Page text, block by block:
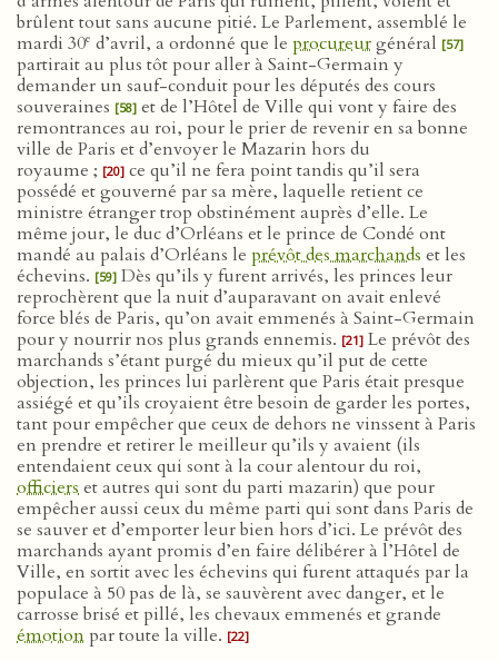
brûlent tout sans aucune pitié. Le Parlement, assemblé le
mardi 30e d’avril, a ordonné que le procureurgénéral [57]
partirait au plus tôt pour aller à Saint-Germain y
demander un sauf-conduit pour les députés des cours
souveraines [58] et de l’Hôtel de Ville qui vont y faire des
remontrances au roi, pour le prier de revenir en sa bonne
ville de Paris et d’envoyer le Mazarin hors du
royaume ; [20] ce qu’il ne fera point tandis qu’il sera
possédé et gouverné par sa mère, laquelle retient ce
ministre étranger trop obstinément auprès d’elle. Le
même jour, le duc d’Orléans et le prince de Condé ont
mandé au palais d’Orléans le prévôt des marchands et les
échevins. [59] Dès qu’ils y furent arrivés, les princes leur
reprochèrent que la nuit d’auparavant on avait enlevé
force blés de Paris, qu’on avait emmenés à Saint-Germain
pour y nourrir nos plus grands ennemis. [21] Le prévôt des
marchands s’étant purgé du mieux qu’il put de cette
objection, les princes lui parlèrent que Paris était presque
assiégé et qu’ils croyaient être besoin de garder les portes,
tant pour empêcher que ceux de dehors ne vinssent à Paris
en prendre et retirer le meilleur qu’ils y avaient (ils
entendaient ceux qui sont à la cour alentour du roi,
officierset autres qui sont du parti mazarin) que pour
empêcher aussi ceux du même parti qui sont dans Paris de
se sauver et d’emporter leur bien hors d’ici. Le prévôt des
marchands ayant promis d’en faire délibérer à l’Hôtel de
Ville, en sortit avec les échevins qui furent attaqués par la
populace à 50 pas de là, se sauvèrent avec danger, et le
carrosse brisé et pillé, les chevaux emmenés et grande
émotionpar toute la ville. [22]